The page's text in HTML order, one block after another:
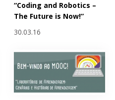
“Coding and Robotics –
The Future is Now!”
30.03.16